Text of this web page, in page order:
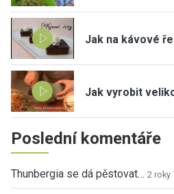
Jak na kávové
Jak vyrobit
Poslední komentáře
Thunbergia se dá pěstovat… 2 roky